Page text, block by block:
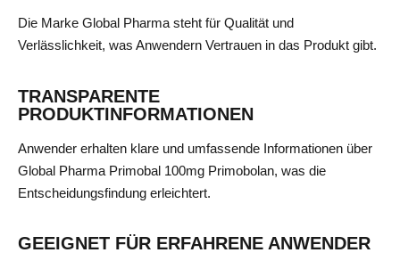
Die Marke Global Pharma steht für Qualität und
Verlässlichkeit, was Anwendern Vertrauen in das Produkt gibt.
TRANSPARENTE
PRODUKTINFORMATIONEN
Anwender erhalten klare und umfassende Informationen über
Global Pharma Primobal 100mg Primobolan, was die
Entscheidungsfindung erleichtert.
GEEIGNET FÜR ERFAHRENE ANWENDER